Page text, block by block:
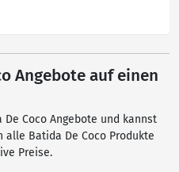
Angebote auf einen
Coco Angebote und kannst
alle Batida De Coco Produkte
Preise.